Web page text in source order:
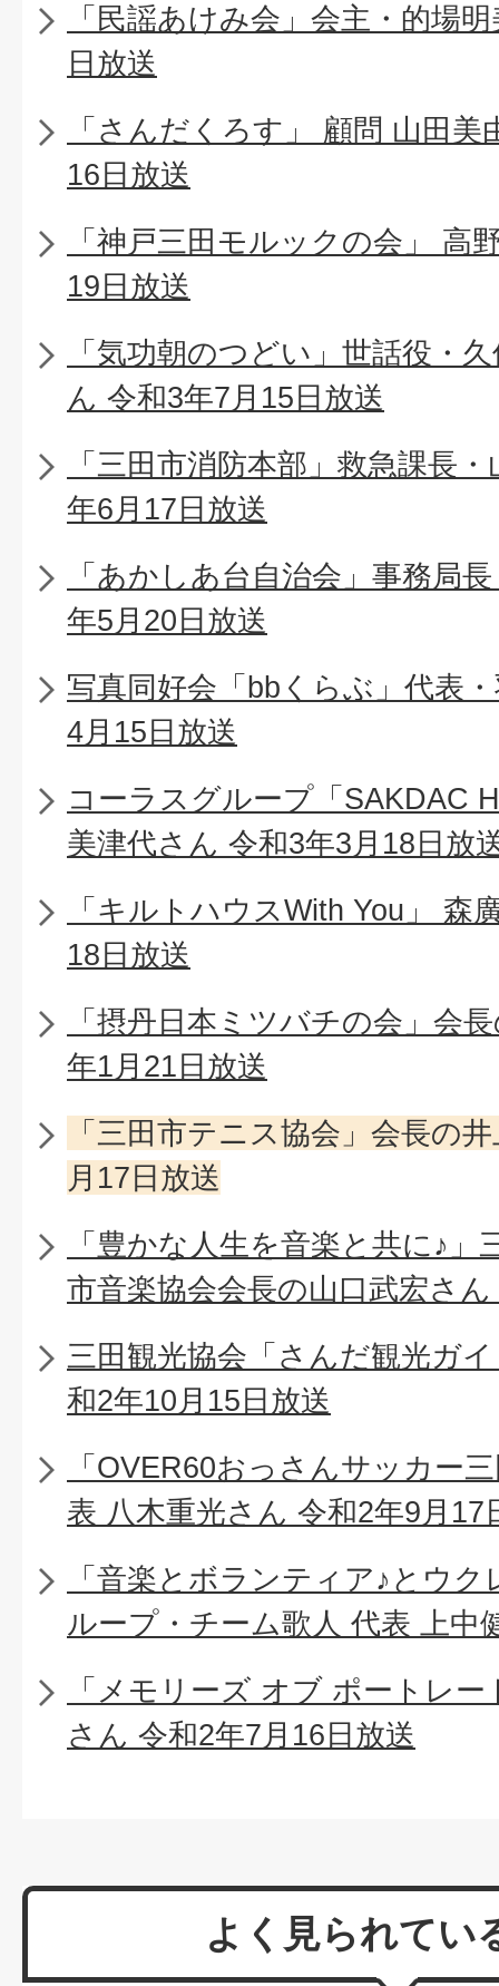
「民謡あけみ会」会主・的場
日放送
「さんだくろす」 顧問 山田
16日放送
「神戸三田モルックの会」 高
19日放送
「気功朝のつどい」世話役・
ん 令和3年7月15日放送
「三田市消防本部」救急課長
年6月17日放送
「あかしあ台自治会」事務局
年5月20日放送
写真同好会「bbくらぶ」代表
4月15日放送
コーラスグループ「SAKDAC
美津代さん 令和3年3月18日放
「キルトハウスWith You」 森
18日放送
「摂丹日本ミツバチの会」会
年1月21日放送
「三田市テニス協会」会長の
月17日放送
「豊かな人生を音楽と共に♪」
市音楽協会会長の山口武宏さ
三田観光協会「さんだ観光ガ
和2年10月15日放送
「OVER60おっさんサッカー
表 八木重光さん 令和2年9月17
「音楽とボランティア♪とウ
ループ・チーム歌人 代表 上中
「メモリーズ オブ ポートレ
さん 令和2年7月16日放送
よく見られてい